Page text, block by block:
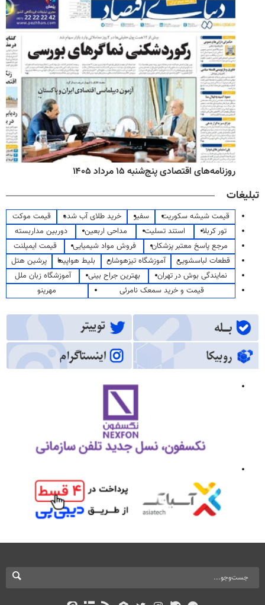
روزنامه‌های اقتصادی پنج‌شنبه ۱۵ مرداد ۱۴۰۵
تبلیغات
قیمت شیشه سکوریت سفیر خرید طلای آب شده
قیمت موکت
تور کربلا
استند تسلیت مداحی اربعین
دوربین مداربسته
مرجع پاسخ معتبر پزشکان
فروش مواد شیمیایی
قیمت ایمپلنت
قطعات لباسشویی
آموزشگاه تیزهوشان بلیط هواپیما
پرشین هتل
نمایندگی بوش در تهران
بهترین جراح بینی
آموزشگاه زبان ملل
قیمت و خرید سمعک نامرئی
مهرینو